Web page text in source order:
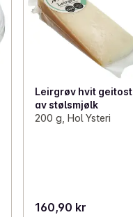
Leirgrøv hvit geitost
av stølsmjølk
200 g, Hol Ysteri
160,90 kr